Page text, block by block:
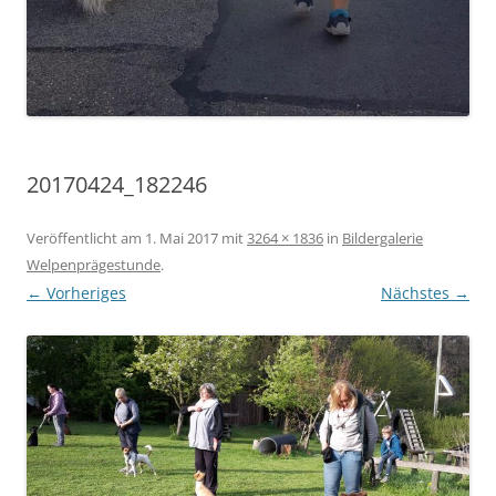
20170424_182246
Veröffentlicht am 1. Mai 2017 mit3264 × 1836 in Bildergalerie
Welpenprägestunde.
← Vorheriges Nächstes →